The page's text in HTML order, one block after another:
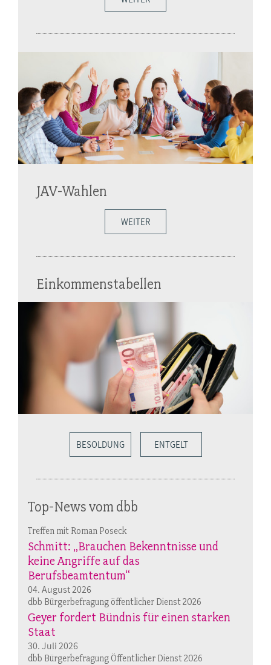
JAV-Wahlen
WEITER
Einkommenstabellen
BESOLDUNG ENTGELT
Top-News vom dbb
Treffen mit Roman Poseck
Schmitt: „Brauchen Bekenntnisse und
keine Angriffe auf das
Berufsbeamtentum“
04. August 2026
dbb Bürgerbefragung öffentlicher Dienst 2026
Geyer fordert Bündnis für einen starken
Staat
30. Juli 2026
dbb Bürgerbefragung Öffentlicher Dienst 2026